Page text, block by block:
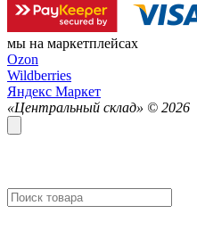
мы на маркетплейсах
Ozon
Wildberries
Яндекс Маркет
«Центральный склад» © 2026